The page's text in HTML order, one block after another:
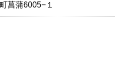
菖蒲6005−１